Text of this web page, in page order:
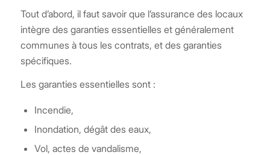
Tout d’abord, il faut savoir que l’assurance des locaux
intègre des garanties essentielles et généralement
communes à tous les contrats, et des garanties
spécifiques.
Les garanties essentielles sont :
Incendie,
Inondation, dégât des eaux,
Vol, actes de vandalisme,